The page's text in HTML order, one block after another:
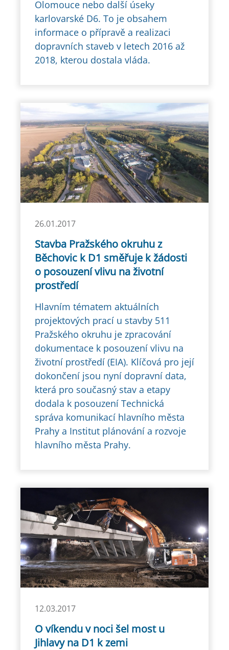
Olomouce nebo další úseky
karlovarské D6. To je obsahem
informace o přípravě a realizaci
dopravních staveb v letech 2016 až
2018, kterou dostala vláda.
26.01.2017
Stavba Pražského okruhu z
Běchovic k D1 směřuje k žádosti
o posouzení vlivu na životní
prostředí
Hlavním tématem aktuálních
projektových prací u stavby 511
Pražského okruhu je zpracování
dokumentace k posouzení vlivu na
životní prostředí (EIA). Klíčová pro její
dokončení jsou nyní dopravní data,
která pro současný stav a etapy
dodala k posouzení Technická
správa komunikací hlavního města
Prahy a Institut plánování a rozvoje
hlavního města Prahy.
12.03.2017
O víkendu v noci šel most u
Jihlavy na D1 k zemi